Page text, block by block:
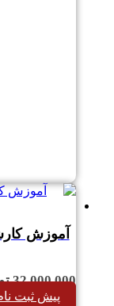
آموزش
32,000,000
پیش ثبت